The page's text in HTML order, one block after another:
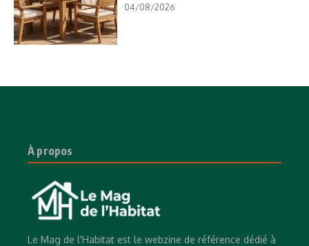
04/08/2026
À propos
Le Mag de l'Habitat est le webzine de référence dédié à